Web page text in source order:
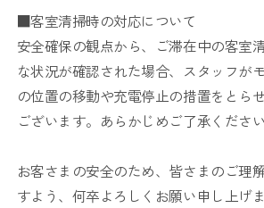
■客室清掃時の対応について
安全確保の観点から、ご滞在中の客室
な状況が確認された場合、スタッフが
の位置の移動や充電停止の措置をとら
ございます。あらかじめご了承ください
お客さまの安全のため、皆さまのご理
すよう、何卒よろしくお願い申し上げま